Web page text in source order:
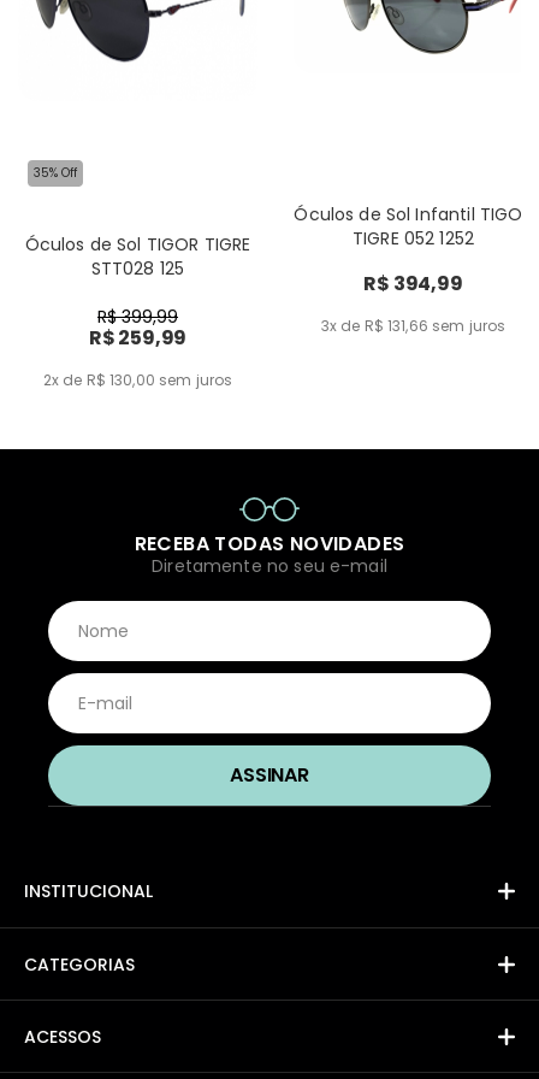
35% Off
Óculos de Sol TIGOR TIGRE
STT028 125
R$ 399,99
R$ 259,99
2x de R$ 130,00 sem juros
Óculos de Sol Infantil TIGOR
TIGRE 052 1252
R$ 394,99
3x de R$ 131,66 sem juros
RECEBA TODAS NOVIDADES
Diretamente no seu e-mail
INSTITUCIONAL
CATEGORIAS
ACESSOS